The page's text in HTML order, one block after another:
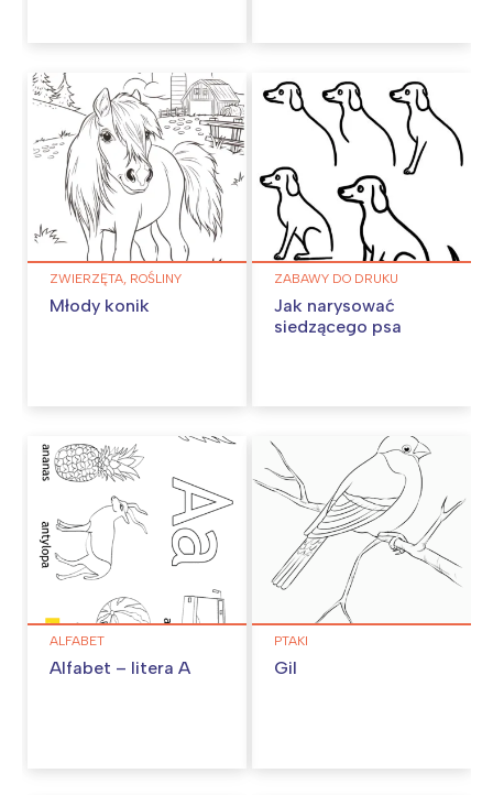
ZWIERZĘTA, ROŚLINY
Młody konik
ZABAWY DO DRUKU
Jak narysować
siedzącego psa
ALFABET
Alfabet – litera A
PTAKI
Gil